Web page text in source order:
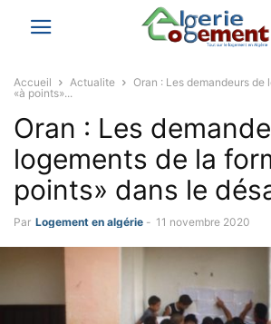
Accueil Actualite
Oran : Les demandeurs de
«à points»...
Oran : Les
logements de la
points» dans le
Par Logement en algérie - 11 novembre 2020